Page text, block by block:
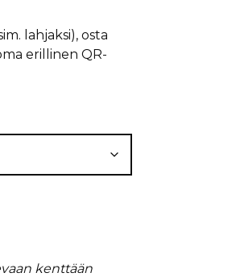
lahjaksi), osta
erillinen QR-
kenttään